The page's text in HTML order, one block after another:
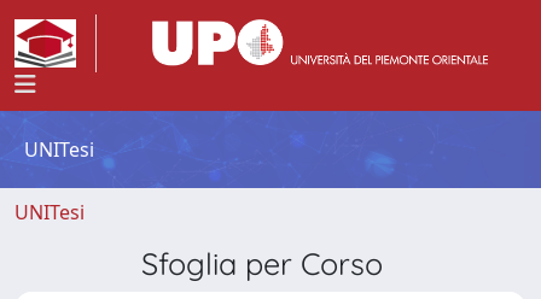
UNITesi
UNITesi
Sfoglia per Corso